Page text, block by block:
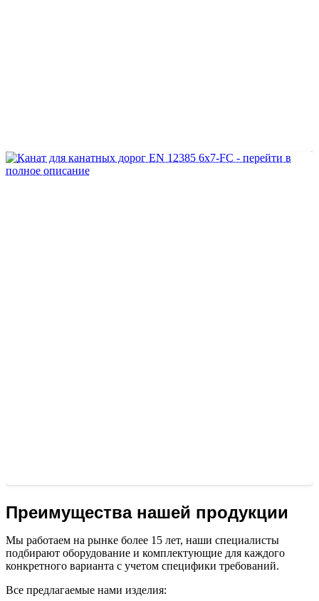
Преимущества нашей продукции
Мы работаем на рынке более 15 лет, наши специалисты
подбирают оборудование и комплектующие для каждого
конкретного варианта с учетом специфики требований.
Все предлагаемые нами изделия: